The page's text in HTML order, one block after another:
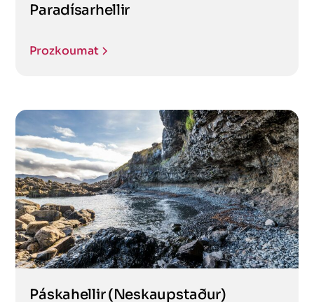
Paradísarhellir
Prozkoumat
Páskahellir (Neskaupstaður)